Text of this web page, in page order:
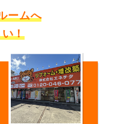
ームへ
！